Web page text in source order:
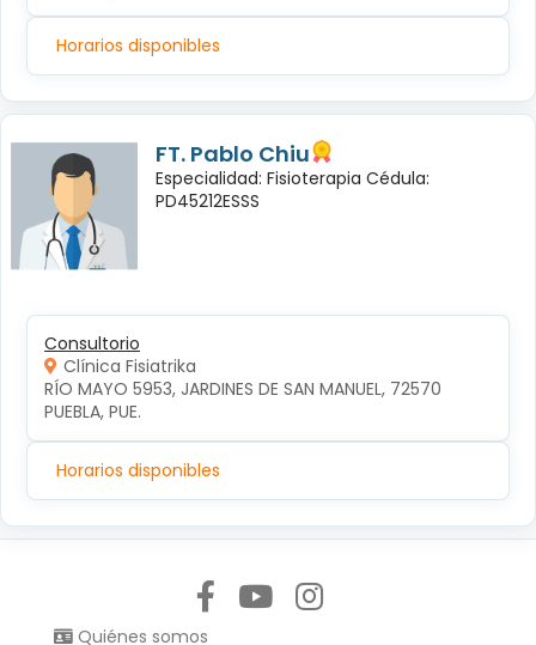
Horarios disponibles
FT. Pablo Chiu
Especialidad: Fisioterapia Cédula:
PD45212ESSS
Consultorio
Clínica Fisiatrika
RÍO MAYO 5953, JARDINES DE SAN MANUEL, 72570
PUEBLA, PUE.
Horarios disponibles
Quiénes somos